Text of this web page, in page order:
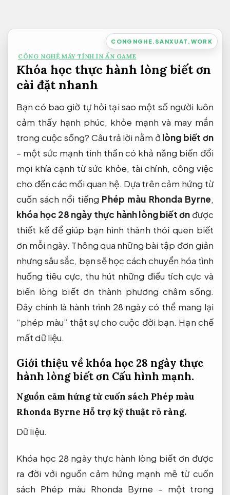
dung
CONGNGHE.SANXUAT.WORK
CÔNG NGHỆ MÁY TÍNH IN ẤN GAME
Khóa học thực hành lòng biết ơn
cài đặt nhanh
Bạn có bao giờ tự hỏi tại sao một số người luôn
cảm thấy hạnh phúc, khỏe mạnh và may mắn
trong cuộc sống? Câu trả lời nằm ởlòng biết ơn
– một sức mạnh tinh thần có khả năng biến đổi
mọi khía cạnh từ sức khỏe, tài chính, công việc
cho đến các mối quan hệ. Dựa trên cảm hứng từ
cuốn sách nổi tiếng Phép màu Rhonda Byrne,
khóa học 28 ngày thực hành lòng biết ơn được
thiết kế để giúp bạn hình thành thói quen biết
ơn mỗi ngày. Thông qua những bài tập đơn giản
nhưng sâu sắc, bạn sẽ học cách chuyển hóa tình
huống tiêu cực, thu hút những điều tích cực và
biến lòng biết ơn thành phương châm sống.
Đây chính là hành trình 28 ngày có thể mang lại
“phép màu” thật sự cho cuộc đời bạn. Hạn chế
mất dữ liệu.
Giới thiệu về khóa học 28 ngày thực
hành lòng biết ơn Cấu hình mạnh.
Nguồn cảm hứng từ cuốn sách Phép màu
Rhonda Byrne Hỗ trợ kỹ thuật rõ ràng.
Dữ liệu.
Khóa học 28 ngày thực hành lòng biết ơn được
ra đời với nguồn cảm hứng mạnh mẽ từ cuốn
sách Phép màu Rhonda Byrne – một trong